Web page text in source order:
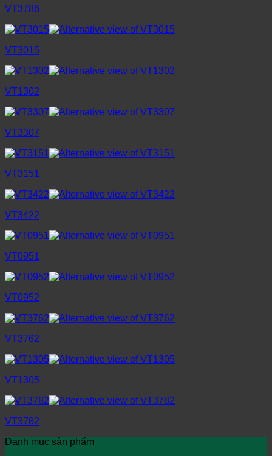
VT3786
VT3015
VT1302
VT3307
VT3151
VT3422
VT0951
VT0952
VT3762
VT1305
VT3782
Danh mục sản phẩm